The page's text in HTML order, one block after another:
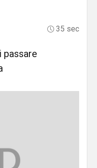
35 sec
passare